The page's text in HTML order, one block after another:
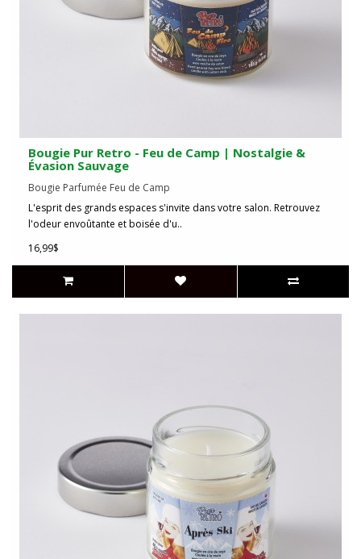
Bougie Pur Retro - Feu de Camp | Nostalgie &
Évasion Sauvage
Bougie Parfumée Feu de Camp
L'esprit des grands espaces s'invite dans votre salon. Retrouvez
l'odeur envoûtante et boisée d'u..
16,99$